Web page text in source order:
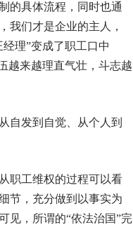
的具体流程，同时也通
我们才是企业的主人，
理”变成了职工口中
越来越理直气壮，斗志越
自发到自觉、从个人到
职工维权的过程可以看
节，充分做到以事实为
见，所谓的“依法治国”完